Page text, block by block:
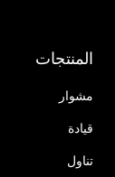
المنتجات
مشوار
قيادة
تناول